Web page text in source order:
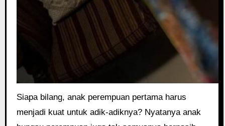
Siapa bilang, anak perempuan pertama harus
menjadi kuat untuk adik-adiknya? Nyatanya anak